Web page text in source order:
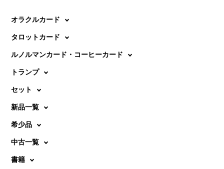
ビ
ゲ
ー
シ
ョ
ン
オラクルカード
タロットカード
ルノルマンカード・コーヒーカード
トランプ
セット
新品一覧
希少品
中古一覧
書籍